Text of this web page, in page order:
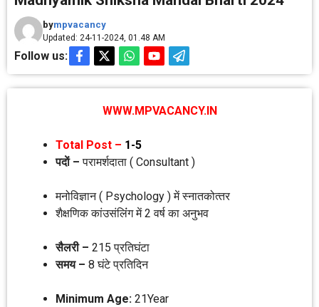
bympvacancy
Updated: 24-11-2024, 01.48 AM
Follow us:
WWW.MPVACANCY.IN
Total Post – 1-5
पदाें –परामर्शदाता ( Consultant )
मनोविज्ञान ( Psychology ) में स्‍नातकोत्‍तर
शैक्षणिक कांउसंलिंंग में 2 वर्ष का अनुभव
सैलरी – 215 प्रतिघंटा
समय – 8 घंटे प्रतिदिन
Minimum Age: 21Year